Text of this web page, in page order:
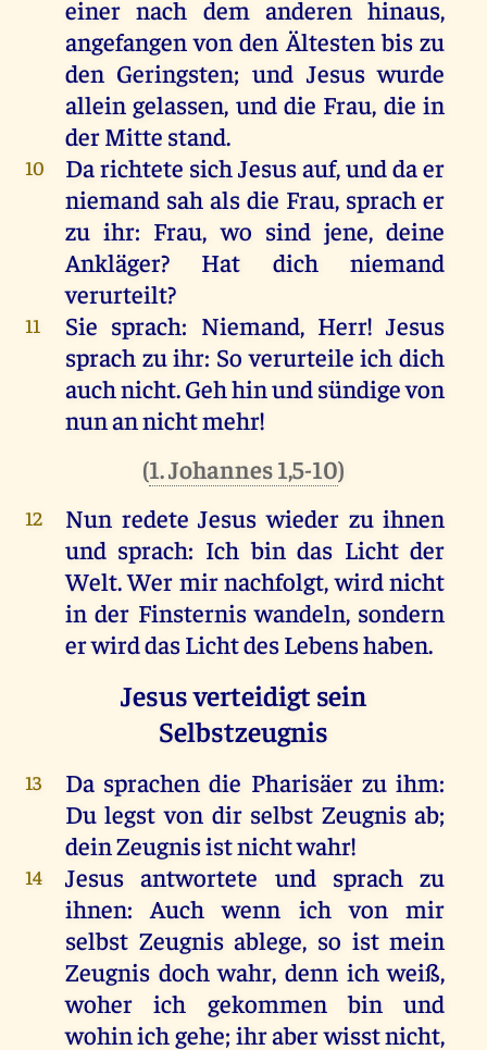
einer nach dem anderen hinaus,
angefangen von den Ältesten bis zu
den Geringsten; und Jesus wurde
allein gelassen, und die Frau, die in
derMitte stand.
10 Darichtete sichJesusauf,unddaer
niemand sah als die Frau, sprach er
zu ihr: Frau,wo sind jene,deine
Ankläger? Hat dich
niemand
verurteilt?
11 Sie sprach: Niemand, Herr!Jesus
sprach zuihr: So verurteileich dich
auchnicht. Gehhinundsündigevon
nunannichtmehr!
(1. Johannes 1,5-10)
12 Nun redete Jesus wieder zu ihnen
und sprach: Ich bin das Licht der
Welt.Wer mirnachfolgt,wirdnicht
in der Finsternis wandeln, sondern
erwirddasLichtdesLebenshaben.
Jesus verteidigt sein
Selbstzeugnis
13 Da sprachen die Pharisäer zu ihm:
Dulegstvon dir selbst Zeugnis ab;
deinZeugnisistnichtwahr!
14 Jesus antwortete und sprach zu
ihnen:Auch wenn ich von mir
selbst Zeugnisablege, so ist mein
Zeugnis doch wahr, denn ich weiß,
woher
ich gekommen bin
und
wohinichgehe; ihraberwisstnicht,